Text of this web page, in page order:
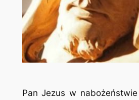
Pan Jezus w nabożeństwie